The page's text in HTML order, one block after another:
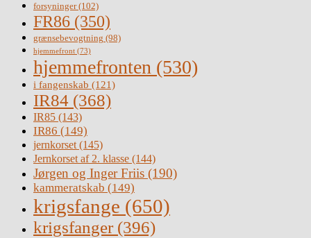
forsyninger(102)
FR86 (350)
grænsebevogtning (98)
hjemmefront (73)
hjemmefronten (530)
i fangenskab (121)
IR84 (368)
IR85 (143)
IR86 (149)
jernkorset(145)
Jernkorset af 2. klasse (144)
Jørgen og Inger Friis (190)
kammeratskab (149)
krigsfange (650)
krigsfanger (396)